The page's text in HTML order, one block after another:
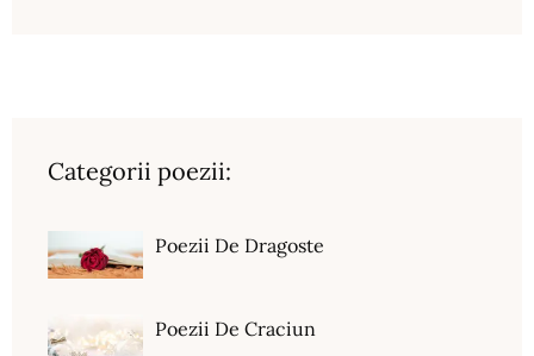
Categorii poezii:
Poezii De Dragoste
Poezii De Craciun